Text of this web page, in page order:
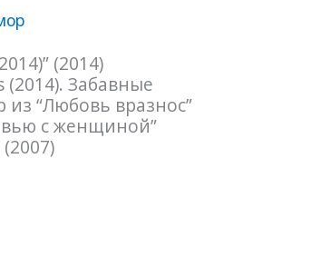
(2014)
Забавные
“Любовь вразнос”
с женщиной”